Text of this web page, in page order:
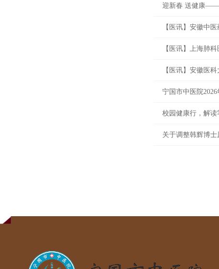
迎新春 送健康——
【医讯】安徽中
【医讯】上海肺
【医讯】安徽医
宁国市中医院
校园健康行，解
关于调整韩辉博